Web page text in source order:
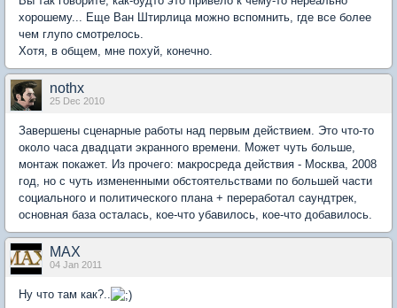
хорошему... Еще Ван Штирлица можно вспомнить, где все более
чем глупо смотрелось.
Хотя, в общем, мне похуй, конечно.
nothx
25 Dec 2010
Завершены сценарные работы над первым действием. Это что-то
около часа двадцати экранного времени. Может чуть больше,
монтаж покажет. Из прочего: макросреда действия - Москва, 2008
год, но с чуть измененными обстоятельствами по большей части
социального и политического плана + переработал саундтрек,
основная база осталась, кое-что убавилось, кое-что добавилось.
MAX
04 Jan 2011
Ну что там как?..